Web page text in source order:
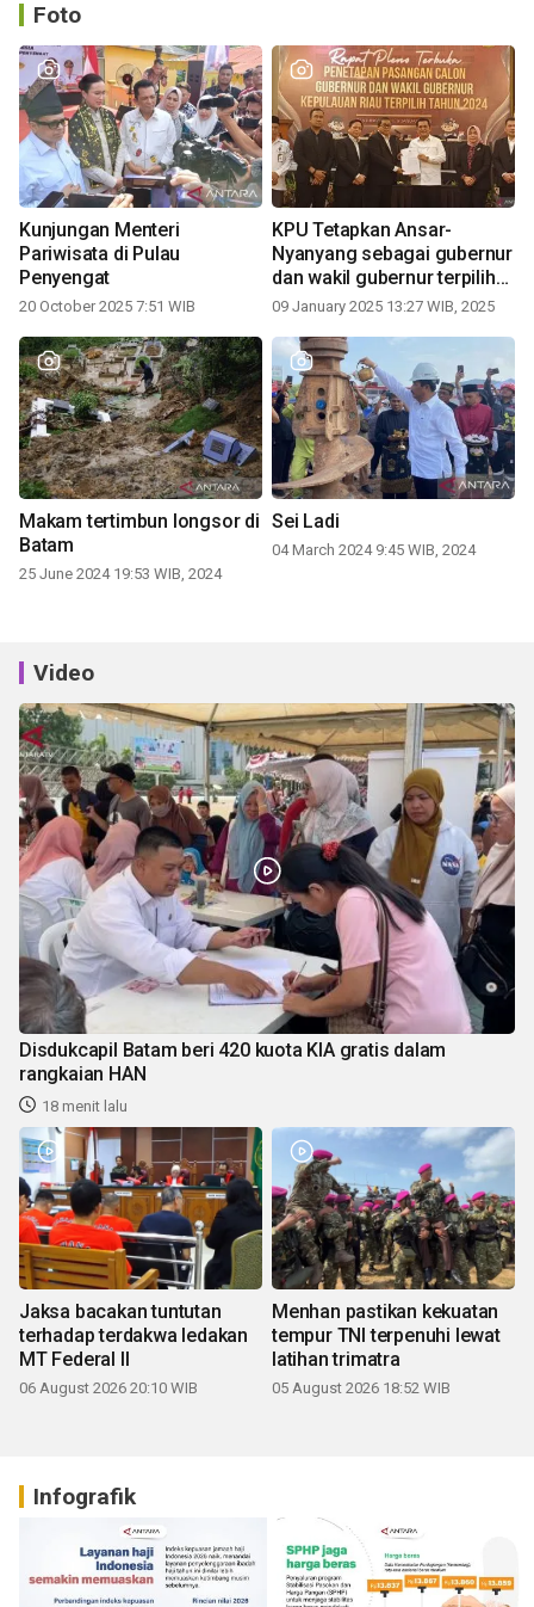
Foto
Kunjungan Menteri
Pariwisata di Pulau
Penyengat
20 October 2025 7:51 WIB
KPU Tetapkan Ansar-
Nyanyang sebagai gubernur
dan wakil gubernur terpilih
periode 2025-2030
09 January 2025 13:27 WIB, 2025
Makam tertimbun longsor di
Batam
25 June 2024 19:53 WIB, 2024
Sei Ladi
04 March 2024 9:45 WIB, 2024
Video
Disdukcapil Batam beri 420 kuota KIA gratis dalam
rangkaian HAN
18 menit lalu
Jaksa bacakan tuntutan
terhadap terdakwa ledakan
MT Federal II
06 August 2026 20:10 WIB
Menhan pastikan kekuatan
tempur TNI terpenuhi lewat
latihan trimatra
05 August 2026 18:52 WIB
Infografik